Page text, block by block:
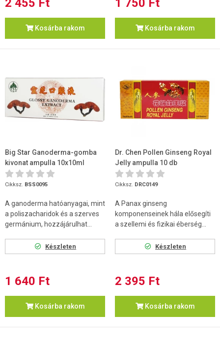
2 455 Ft
Kosárba rakom
1 750 Ft
Kosárba rakom
Big Star Ganoderma-gomba
kivonat ampulla 10x10ml
Cikksz. BSS0095
A ganoderma hatóanyagai, mint
a poliszacharidok és a szerves
germánium, hozzájárulhat...
Készleten
1 640 Ft
Kosárba rakom
Dr. Chen Pollen Ginseng Royal
Jelly ampulla 10 db
Cikksz. DRC0149
A Panax ginseng
komponenseinek hála elősegíti
a szellemi és fizikai éberség...
Készleten
2 395 Ft
Kosárba rakom